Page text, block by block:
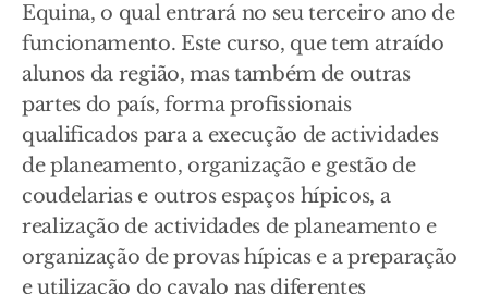
Equina, o qual entrará no seu terceiro ano de
funcionamento. Este curso, que tem atraído
alunos da região, mas também de outras
partes do país, forma profissionais
qualificados para a execução de actividades
de planeamento, organização e gestão de
coudelarias e outros espaços hípicos, a
realização de actividades de planeamento e
organização de provas hípicas e a preparação
e utilização do cavalo nas diferentes